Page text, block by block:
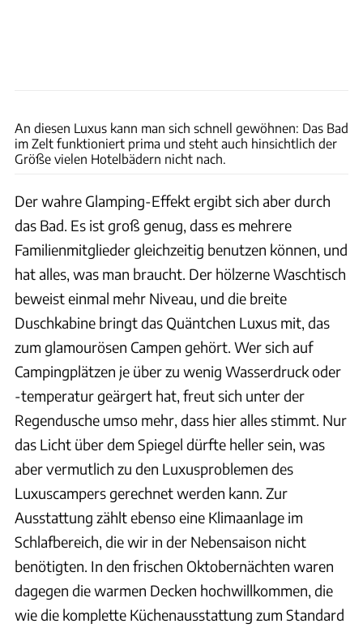
An diesen Luxus kann man sich schnell gewöhnen: Das Bad
im Zelt funktioniert prima und steht auch hinsichtlich der
Größe vielen Hotelbädern nicht nach.
Der wahre Glamping-Effekt ergibt sich aber durch
das Bad. Es ist groß genug, dass es mehrere
Familienmitglieder gleichzeitig benutzen können, und
hat alles, was man braucht. Der hölzerne Waschtisch
beweist einmal mehr Niveau, und die breite
Duschkabine bringt das Quäntchen Luxus mit, das
zum glamourösen Campen gehört. Wer sich auf
Campingplätzen je über zu wenig Wasserdruck oder
-temperatur geärgert hat, freut sich unter der
Regendusche umso mehr, dass hier alles stimmt. Nur
das Licht über dem Spiegel dürfte heller sein, was
aber vermutlich zu den Luxusproblemen des
Luxuscampers gerechnet werden kann. Zur
Ausstattung zählt ebenso eine Klimaanlage im
Schlafbereich, die wir in der Nebensaison nicht
benötigten. In den frischen Oktobernächten waren
dagegen die warmen Decken hochwillkommen, die
wie die komplette Küchenausstattung zum Standard